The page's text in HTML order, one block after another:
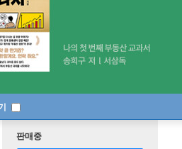
채용 통합기본서
판매중